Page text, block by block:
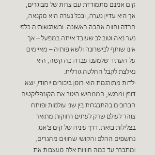
קים אמנם מתמודדת עם צרות של מבוגרים,
אך היא עדיין נערה, וככל נערה היא מקנאה,
חרדה וחווה אהבה ראשונה. וכשרגשותיה כלפי
נער נאה וטוב לב שעובד איתה במפעל – אך
אינו שותף לכישרונה ולשאיפותיה – מאיימים
על העתיד שלמענו עבדה כה קשה, היא
נאלצת לקבל החלטה גורלית.
ילדות מתורגמת הוא רומן ביכורים ייחודי, יוצא
דופן ומרגש, הממחיש היטב את הקונפליקטים
הכרוכים בהתבגרות בין שני עולמות ופותח
צוהר לעולם שרק לעתים רחוקות מתואר
בצלילות כזאת. דרך עיניה של קים צ'אנג
נחשפים ההלם והקושי שחווים מהגרים,
ומתברר עד כמה חוויות אלה מעצבות את